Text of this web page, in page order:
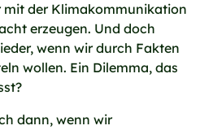
mit der Klimakommunikation
erzeugen. Und doch
wenn wir durch Fakten
wollen. Ein Dilemma, das
dann, wenn wir